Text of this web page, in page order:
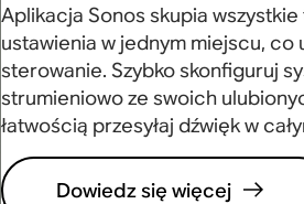
Aplikacja Sonos skupia
ustawienia w jednym miejscu, co
sterowanie. Szybko skonfiguruj
strumieniowo ze swoich
łatwością przesyłaj dźwięk w
Dowiedz się więcej